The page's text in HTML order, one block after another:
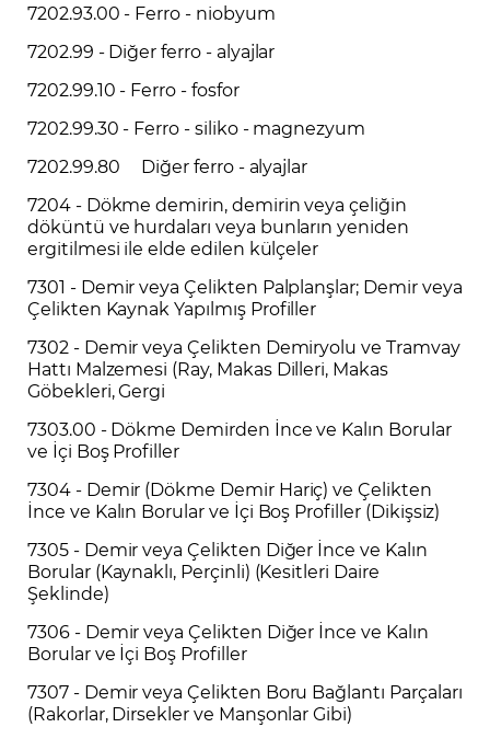
7202.93.00 - Ferro - niobyum
7202.99 - Diğer ferro - alyajlar
7202.99.10 - Ferro - fosfor
7202.99.30 - Ferro - siliko - magnezyum
7202.99.80 Diğer ferro - alyajlar
7204 - Dökme demirin, demirin veya çeliğin
döküntü ve hurdaları veya bunların yeniden
ergitilmesi ile elde edilen külçeler
7301 - Demir veya Çelikten Palplanşlar; Demir veya
Çelikten Kaynak Yapılmış Profiller
7302 - Demir veya Çelikten Demiryolu ve Tramvay
Hattı Malzemesi (Ray, Makas Dilleri, Makas
Göbekleri, Gergi
7303.00 - Dökme Demirden İnce ve Kalın Borular
ve İçi Boş Profiller
7304 - Demir (Dökme Demir Hariç) ve Çelikten
İnce ve Kalın Borular ve İçi Boş Profiller (Dikişsiz)
7305 - Demir veya Çelikten Diğer İnce ve Kalın
Borular (Kaynaklı, Perçinli) (Kesitleri Daire
Şeklinde)
7306 - Demir veya Çelikten Diğer İnce ve Kalın
Borular ve İçi Boş Profiller
7307 - Demir veya Çelikten Boru Bağlantı Parçaları
(Rakorlar, Dirsekler ve Manşonlar Gibi)